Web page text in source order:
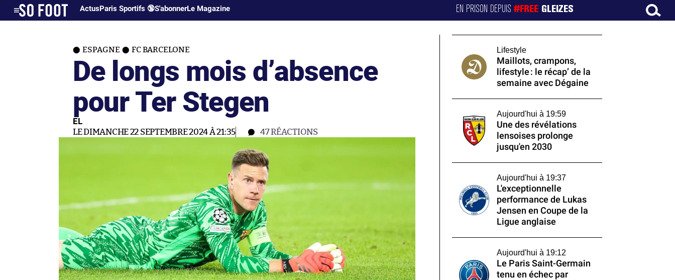
ActusParis Sportifs 🔞S'abonnerLe Magazine EN PRISON DEPUIS#FREE GLEIZES
ESPAGNE FC BARCELONE
De longs mois d’absence
pour Ter Stegen
EL
LE DIMANCHE 22 SEPTEMBRE 2024 À 21:35 47RÉACTIONS
Lifestyle
Maillots, crampons,
lifestyle : le récap’ de la
semaine avec Dégaine
Aujourd'hui à 19:59
Une des révélations
lensoises prolonge
jusqu'en 2030
Aujourd'hui à 19:37
L'exceptionnelle
performance de Lukas
Jensen en Coupe de la
Ligue anglaise
Aujourd'hui à 19:12
Le Paris Saint-Germain
tenu en échec par